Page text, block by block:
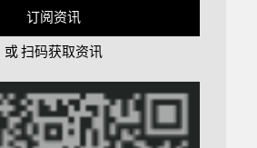
订阅资讯
或 扫码获取资讯